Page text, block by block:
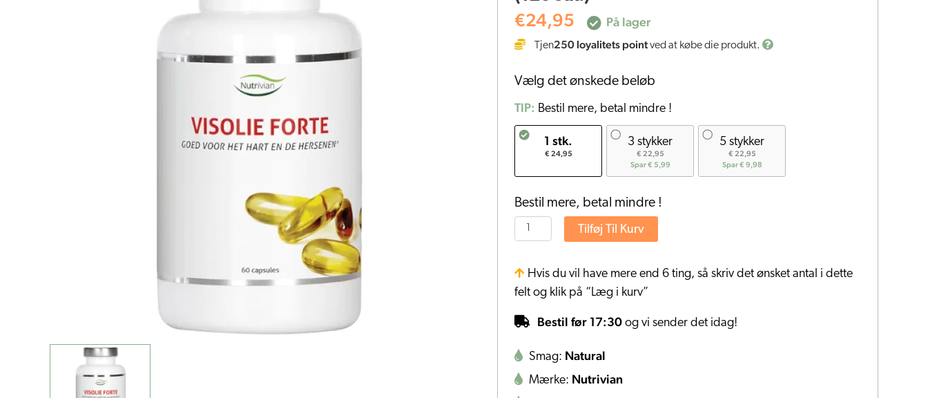
€24,95 På lager
Tjen250 loyalitets pointved at købe die produkt.
Vælg det ønskede beløb
TIP: Bestil mere, betal mindre !
1 stk.
€ 24,95
3 stykker
€ 22,95
Spar € 5,99
5 stykker
€ 22,95
Spar € 9,98
Bestil mere, betal mindre !
Kapsler
stk.)
Tilføj Til Kurv
Hvis du vil have mere end 6 ting, så skriv det ønsket antal i dette
felt og klik på “Læg i kurv”
Bestil før 17:30 og vi sender det idag!
Smag: Natural
Mærke: Nutrivian